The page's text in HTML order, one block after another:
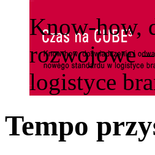
Know-how,
rozwojowe
logistyce
Tempo